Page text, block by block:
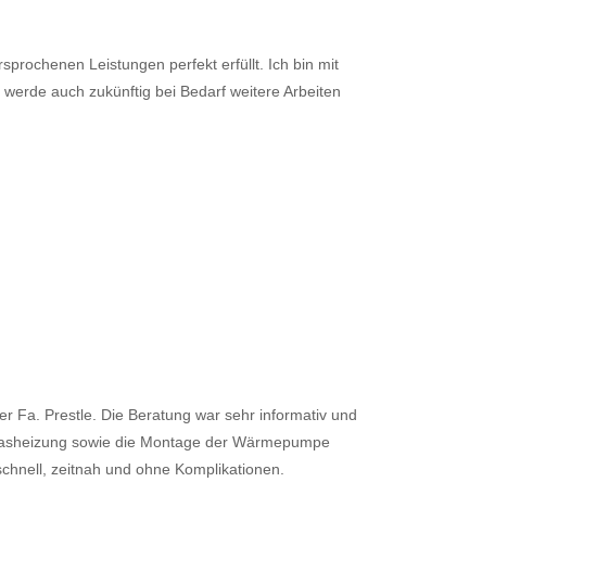
Leistungen perfekt erfüllt. Ich bin mit
auch zukünftig bei Bedarf weitere Arbeiten
Fa. Prestle. Die Beratung war sehr informativ und
sowie die Montage der Wärmepumpe
zeitnah und ohne Komplikationen.